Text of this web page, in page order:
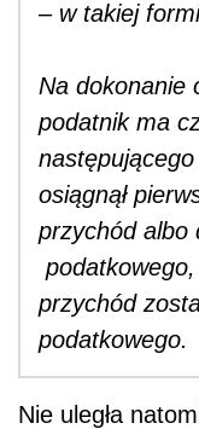
– w takiej
Na dokonanie
podatnik ma
osiągnął
przychód albo
przychód
podatkowego.
Nie uległa